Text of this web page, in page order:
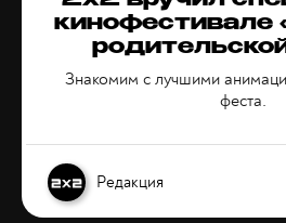
кинофестивале
Знакомим с лучшими
феста.
Редакция